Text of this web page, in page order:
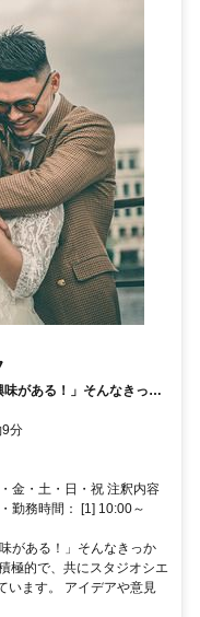
味がある！」そんなきっか
セット・メイクアップな
9分
金・土・日・祝 注釈内容
勤務時間： [1] 10:00～
がある！」そんなきっか
極的で、共にスタジオシエ
います。 アイデアや意見